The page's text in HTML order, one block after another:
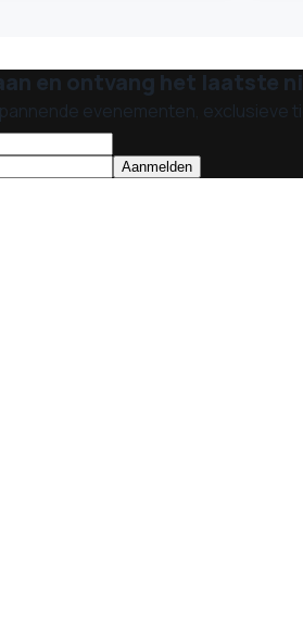
en ontvang het laatste
evenementen, exclusieve